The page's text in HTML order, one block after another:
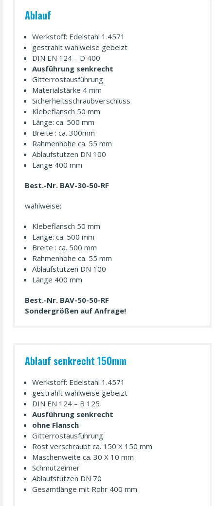
Ablauf
Werkstoff: Edelstahl 1.4571
gestrahlt wahl­weise gebeizt
DIN EN 124 – D 400
Ausführung senkrecht
Gitter­rost­ausführung
Materialstärke 4 mm
Sicher­heits­schraub­verschluss
Klebeflansch 50 mm
Länge: ca. 500 mm
Breite : ca. 300mm
Rahmenhöhe ca. 55 mm
Ablauf­stutzen DN 100
Länge 400 mm
Best.-Nr. BAV-30-50-RF
wahl­weise:
Klebeflansch 50 mm
Länge: ca. 500 mm
Breite : ca. 500 mm
Rahmenhöhe ca. 55 mm
Ablauf­stutzen DN 100
Länge 400 mm
Best.-Nr. BAV-50-50-RF
Sondergrößen auf Anfrage!
Ablauf senkrecht 150mm
Werkstoff: Edelstahl 1.4571
gestrahlt wahl­weise gebeizt
DIN EN 124 – B 125
Ausführung senkrecht
ohne Flansch
Gitter­rost­ausführung
Rost verschraubt ca. 150 X 150 mm
Maschenweite ca. 30 X 10 mm
Schmutzeimer
Ablauf­stutzen DN 70
Gesamtlänge mit Rohr 400 mm